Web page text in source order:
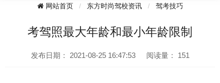
网站首页 东方时尚驾校资讯 驾考技巧
考驾照最大年龄和最小年龄限制
发布日期： 2021-08-25 16:47:53 阅读量： 151